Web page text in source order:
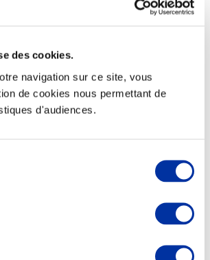
des cookies.
navigation sur ce site, vous
de cookies nous permettant de
d'audiences.
– mise en marché
Climat